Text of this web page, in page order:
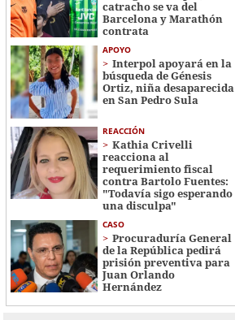
catracho se va del
Barcelona y Marathón
contrata
APOYO
Interpol apoyará en la
búsqueda de Génesis
Ortiz, niña desaparecida
en San Pedro Sula
REACCIÓN
Kathia Crivelli
reacciona al
requerimiento fiscal
contra Bartolo Fuentes:
"Todavía sigo esperando
una disculpa"
CASO
Procuraduría General
de la República pedirá
prisión preventiva para
Juan Orlando
Hernández